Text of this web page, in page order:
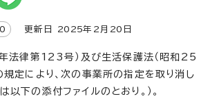
更新日 2025年2月 20 日
法律第123号）及び生活保護法（昭和25
定により、次の事業所の指定を取り消し
以下の添付ファイルのとおり。）。